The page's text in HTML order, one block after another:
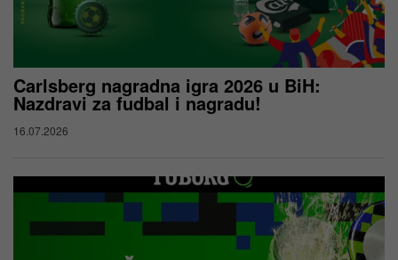
Carlsberg nagradna igra 2026 u BiH:
Nazdravi za fudbal i nagradu!
16.07.2026